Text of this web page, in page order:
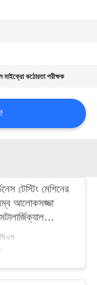
মাইক্রো কঠোরতা পরীক্ষক
টেস্টিং মেশিনের
আলোকসজ্জা